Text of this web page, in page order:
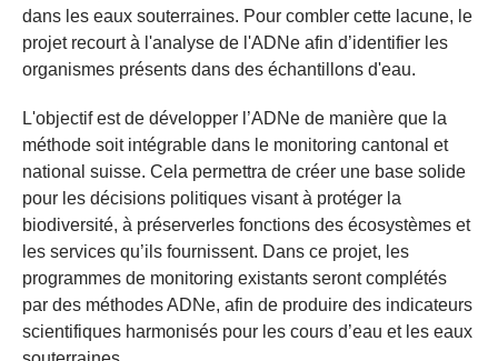
dans les eaux souterraines. Pour combler cette lacune, le
projet recourt à l'analyse de l'ADNe afin d’identifier les
organismes présents dans des échantillons d'eau.
L'objectif est de développer l’ADNe de manière que la
méthode soit intégrable dans le monitoring cantonal et
national suisse. Cela permettra de créer une base solide
pour les décisions politiques visant à protéger la
biodiversité, à préserverles fonctions des écosystèmes et
les services qu’ils fournissent. Dans ce projet, les
programmes de monitoring existants seront complétés
par des méthodes ADNe, afin de produire des indicateurs
scientifiques harmonisés pour les cours d’eau et les eaux